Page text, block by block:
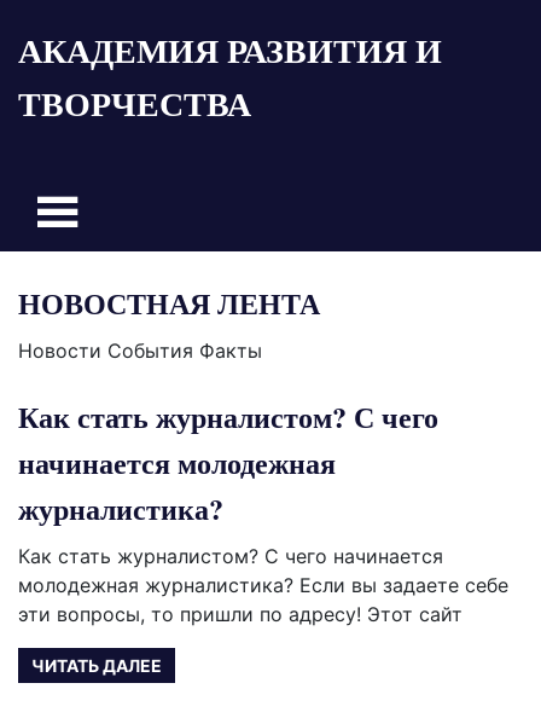
АКАДЕМИЯ РАЗВИТИЯ И
ТВОРЧЕСТВА
НОВОСТНАЯ ЛЕНТА
Новости События Факты
Как стать журналистом? С чего
начинается молодежная
журналистика?
Как стать журналистом? С чего начинается
молодежная журналистика? Если вы задаете себе
эти вопросы, то пришли по адресу! Этот сайт
ЧИТАТЬ ДАЛЕЕ